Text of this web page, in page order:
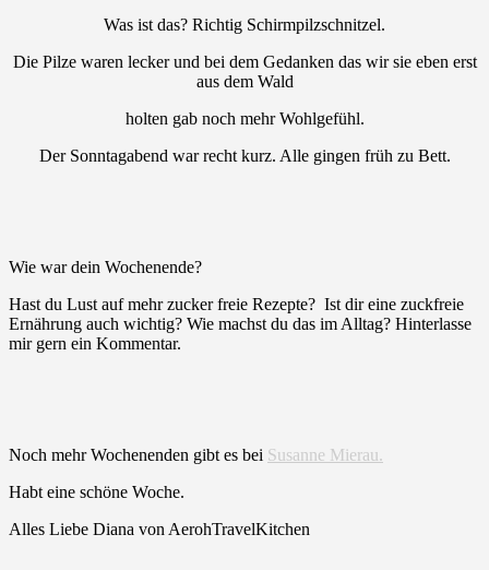
Was ist das? Richtig Schirmpilzschnitzel.
Die Pilze waren lecker und bei dem Gedanken das wir sie eben erst
aus dem Wald
holten gab noch mehr Wohlgefühl.
Der Sonntagabend war recht kurz. Alle gingen früh zu Bett.
Wie war dein Wochenende?
Hast du Lust auf mehr zucker freie Rezepte? Ist dir eine zuckfreie
Ernährung auch wichtig? Wie machst du das im Alltag? Hinterlasse
mir gern ein Kommentar.
Noch mehr Wochenenden gibt es bei Susanne Mierau.
Habt eine schöne Woche.
Alles Liebe Diana von AerohTravelKitchen